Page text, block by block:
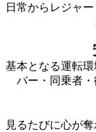
日常からレジャ
基本となる運転
バー・同乗者・
見るたびに心が